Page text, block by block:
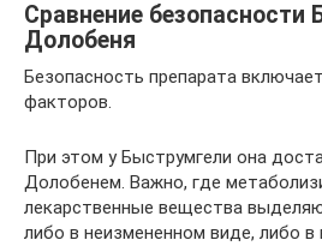
Сравнение безопасности
Долобеня
Безопасность препарата
факторов.
При этом у Быструмгели она
Долобенем. Важно, где
лекарственные вещества
либо в неизмененном виде, либо в